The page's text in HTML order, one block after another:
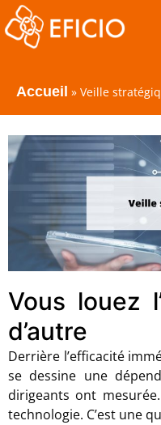
Accueil » Veille
Vous louez
d’autre
Derrière l’efficacité
se dessine une
dirigeants ont
technologie. C’est une